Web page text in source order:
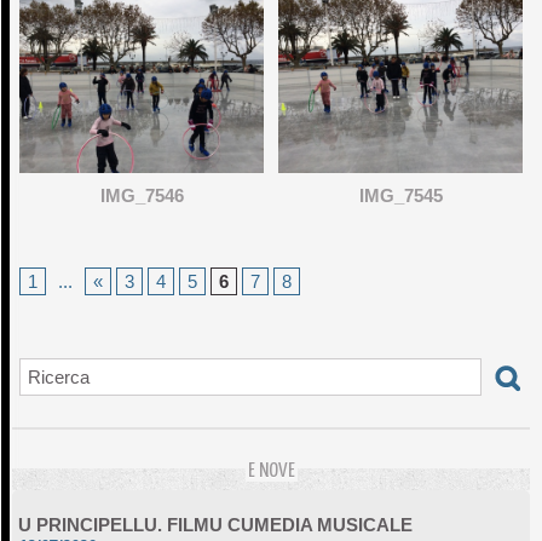
IMG_7546 IMG_7545
1 ... « 3 4 5 6 7 8
E NOVE
13/07/2026